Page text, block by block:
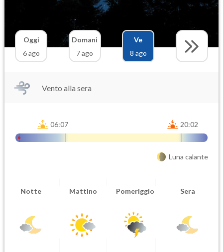
Oggi
6 ago
Domani
7 ago
Ve
8 ago
Vento alla sera
06:07 20:02
Luna calante
Notte Mattino Pomeriggio Sera